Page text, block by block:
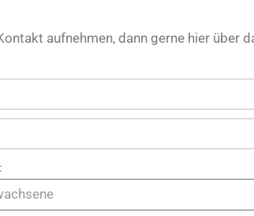
aufnehmen, dann gerne hier über